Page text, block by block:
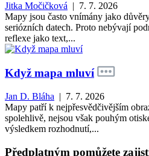
Jitka Močičková | 7. 7. 2026
Mapy jsou často vnímány jako
seriózních datech. Proto nebývají
reflexe jako text,...
Když mapa mluví
Jan D. Bláha | 7. 7. 2026
Mapy patří k nejpřesvědčivějším
spolehlivě, nejsou však pouhým
výsledkem rozhodnutí,...
Předplatným pomůžete